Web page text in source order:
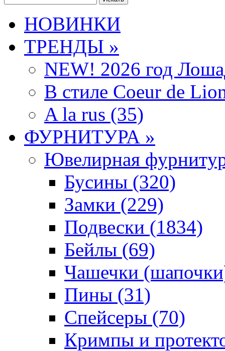
НОВИНКИ
ТРЕНДЫ »
NEW! 2026 год
В стиле Coeur de
A la rus (35)
ФУРНИТУРА »
Ювелирная
Бусины (320)
Замки (229)
Подвески (1834)
Бейлы (69)
Чашечки
Пины (31)
Спейсеры (70)
Кримпы и